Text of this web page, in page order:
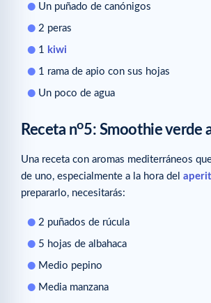
Un puñado de canónigos
2 peras
1 kiwi
1 rama de apio con sus hojas
Un poco de agua
Receta no5: Smoothie verde
Una receta con aromas mediterráneos
de uno, especialmente a la hora del
prepararlo, necesitarás:
2 puñados de rúcula
5 hojas de albahaca
Medio pepino
Media manzana